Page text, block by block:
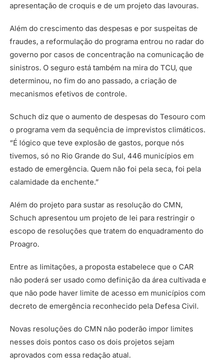
apresentação de croquis e de um projeto das lavouras.
Além do crescimento das despesas e por suspeitas de
fraudes, a reformulação do programa entrou no radar do
governo por casos de concentração na comunicação de
sinistros. O seguro está também na mira do TCU, que
determinou, no fim do ano passado, a criação de
mecanismos efetivos de controle.
Schuch diz que o aumento de despesas do Tesouro com
o programa vem da sequência de imprevistos climáticos.
“É lógico que teve explosão de gastos, porque nós
tivemos, só no Rio Grande do Sul, 446 municípios em
estado de emergência. Quem não foi pela seca, foi pela
calamidade da enchente.”
Além do projeto para sustar as resolução do CMN,
Schuch apresentou um projeto de lei para restringir o
escopo de resoluções que tratem do enquadramento do
Proagro.
Entre as limitações, a proposta estabelece que o CAR
não poderá ser usado como definição da área cultivada e
que não pode haver limite de acesso em municípios com
decreto de emergência reconhecido pela Defesa Civil.
Novas resoluções do CMN não poderão impor limites
nesses dois pontos caso os dois projetos sejam
aprovados com essa redação atual.